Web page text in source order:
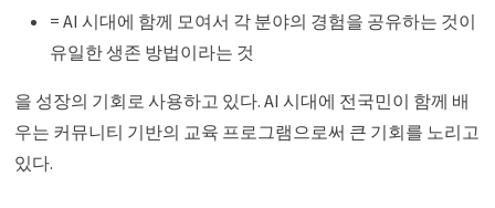
= AI 시대에 함께 모여서 각 분야의 경험을 공유하는 것이
유일한 생존 방법이라는 것
을 성장의 기회로 사용하고 있다. AI 시대에 전국민이 함께 배
우는 커뮤니티 기반의 교육 프로그램으로써 큰 기회를 노리고
있다.